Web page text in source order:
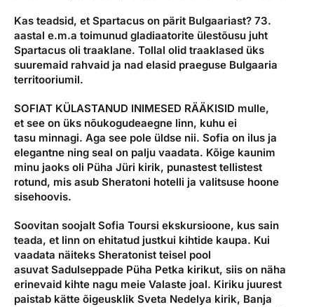
Kas teadsid, et Spartacus on pärit Bulgaariast? 73.
aastal e.m.a toimunud gladiaatorite ülestõusu juht
Spartacus oli traaklane. Tollal olid traaklased üks
suuremaid rahvaid ja nad elasid praeguse Bulgaaria
territooriumil.
SOFIAT KÜLASTANUD INIMESED RÄÄKISID mulle,
et see on üks nõukogudeaegne linn, kuhu ei
tasu minnagi. Aga see pole üldse nii. Sofia on ilus ja
elegantne ning seal on palju vaadata. Kõige kaunim
minu jaoks oli Püha Jüri kirik, punastest tellistest
rotund, mis asub Sheratoni hotelli ja valitsuse hoone
sisehoovis.
Soovitan soojalt Sofia Toursi ekskursioone, kus sain
teada, et linn on ehitatud justkui kihtide kaupa. Kui
vaadata näiteks Sheratonist teisel pool
asuvat Sadulseppade Püha Petka kirikut, siis on näha
erinevaid kihte nagu meie Valaste joal. Kiriku juurest
paistab kätte õigeusklik Sveta Nedelya kirik, Banja